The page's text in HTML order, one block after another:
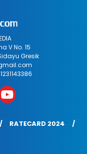
V No. 15
Gresik
RATECARD 2024